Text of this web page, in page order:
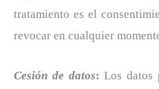
tratamiento es el
revocar en cualquier
Cesión de datos: Los datos